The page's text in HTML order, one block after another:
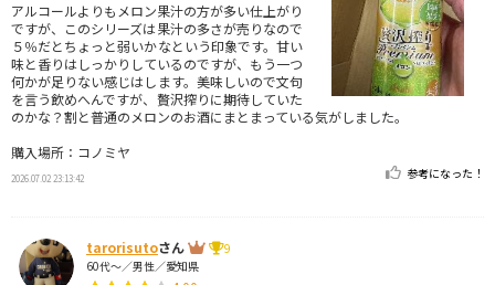
アルコールよりもメロン果汁の方が多い仕上がり
ですが、このシリーズは果汁の多さが売りなので
５％だとちょっと弱いかなという印象です。甘い
味と香りはしっかりしているのですが、もう一つ
何かが足りない感じはします。美味しいので文句
を言う飲めへんですが、贅沢搾りに期待していた
のかな？割と普通のメロンのお酒にまとまっている気がしました。
購入場所：コノミヤ
2026.07.02 23:13:42 参考になった！
tarorisutoさん
9
60代～／男性／愛知県